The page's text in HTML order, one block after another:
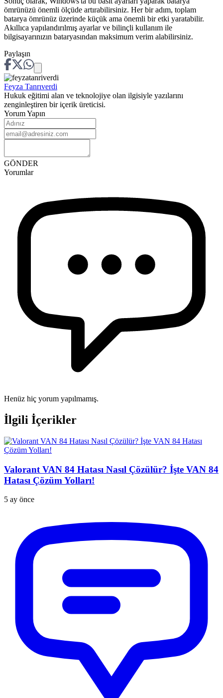
ömrünüzü önemli ölçüde artırabilirsiniz. Her bir adım, toplam
batarya ömrünüz üzerinde küçük ama önemli bir etki yaratabilir.
Akıllıca yapılandırılmış ayarlar ve bilinçli kullanım ile
bilgisayarınızın bataryasından maksimum verim alabilirsiniz.
Paylaşın
Feyza Tanrıverdi
Hukuk eğitimi alan ve teknolojiye olan ilgisiyle yazılarını
zenginleştiren bir içerik üreticisi.
Yorum Yapın
GÖNDER
Yorumlar
Henüz hiç yorum yapılmamış.
İlgili İçerikler
Valorant VAN 84 Hatası Nasıl Çözülür? İşte VAN 84
Hatası Çözüm Yolları!
5 ay önce